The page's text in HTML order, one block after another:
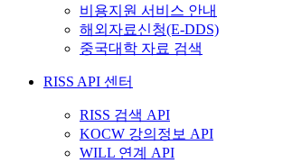
비용지원 서비스 안내
해외자료신청(E-DDS)
중국대학 자료 검색
RISS API 센터
RISS 검색 API
KOCW 강의정보 API
WILL 연계 API